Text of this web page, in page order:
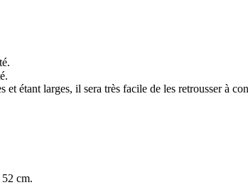
et étant larges, il sera très facile de les retrousser à
cm.